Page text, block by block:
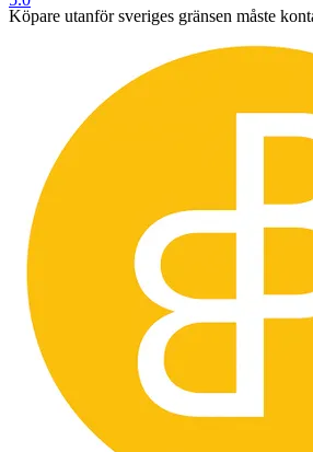
Köpare utanför sveriges gränsen måste
frakten kommer att kosta och om det går att
vilket är ett krav från oss.
Väljer man att buda utan att kontakta oss
rätten att avbryta köpet och du som köpare
blir blockerad från framtida köp